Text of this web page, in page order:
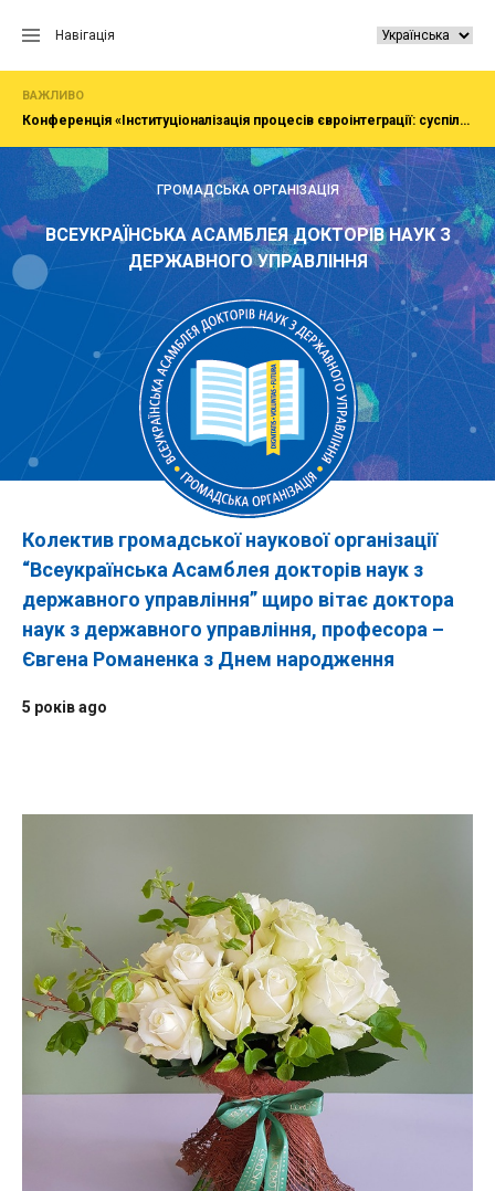
Навігація
ВАЖЛИВО
Конференція «Інституціоналізація процесів євроінтеграції: суспільство, економіка, адміністрування»
ГРОМАДСЬКА ОРГАНІЗАЦІЯ
ВСЕУКРАЇНСЬКА АСАМБЛЕЯ ДОКТОРІВ НАУК З
ДЕРЖАВНОГО УПРАВЛІННЯ
Колектив громадської наукової організації
“Всеукраїнська Асамблея докторів наук з
державного управління” щиро вітає доктора
наук з державного управління, професора –
Євгена Романенка з Днем ​​народження
5 років ago